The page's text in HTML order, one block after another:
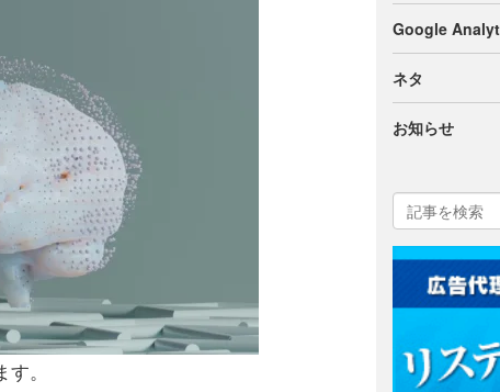
。
Google
ネタ
お知らせ